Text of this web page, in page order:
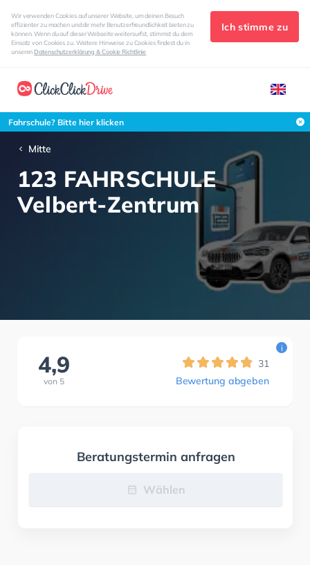
Wir verwenden Cookies auf unserer Website, um deinen Besuch
effizienter zu machen und dir mehr Benutzerfreundlichkeit bieten zu
können. Wenn du auf dieser Webseite weitersurfst, stimmst du dem
Einsatz von Cookies zu. Weitere Hinweise zu Cookies findest du in
unserenDatenschutzerklärung & Cookie Richtlinie
Ich stimme zu
Fahrschule? Bitte hier klicken
Mitte
123 FAHRSCHULE
Velbert-Zentrum
4,9
von 5
31
Bewertung abgeben
i
Beratungstermin anfragen
Wählen